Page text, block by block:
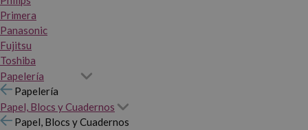
Primera
Panasonic
Fujitsu
Toshiba
Papelería
Papelería
Papel, Blocs y Cuadernos
Papel, Blocs y Cuadernos